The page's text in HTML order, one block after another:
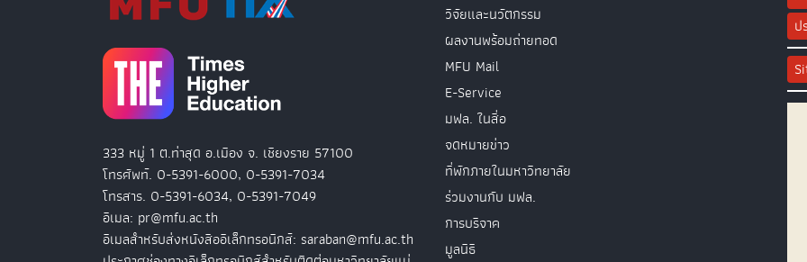
333 หมู่ 1 ต.ท่าสุด อ.เมือง จ. เชียงราย 57100
โทรศัพท์. 0-5391-6000, 0-5391-7034
โทรสาร. 0-5391-6034, 0-5391-7049
อีเมล: pr@mfu.ac.th
อีเมลสำหรับส่งหนังสืออิเล็กทรอนิกส์: saraban@mfu.ac.th
วิจัยและนวัตกรรม
ผลงานพร้อมถ่ายทอด
MFU Mail
E-Service
มฟล. ในสื่อ
จดหมายข่าว
ที่พักภายในมหาวิทยาลัย
ร่วมงานกับ มฟล.
การบริจาค
มูลนิธิ
ป